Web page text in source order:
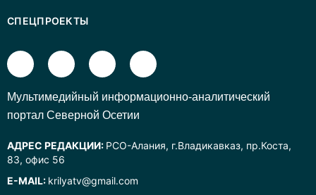
СПЕЦПРОЕКТЫ
Mультимедийный информационно-аналитический
портал Северной Осетии
АДРЕС РЕДАКЦИИ: РСО-Алания, г.Владикавказ, пр.Коста,
83, офис 56
E-MAIL: krilyatv@gmail.com